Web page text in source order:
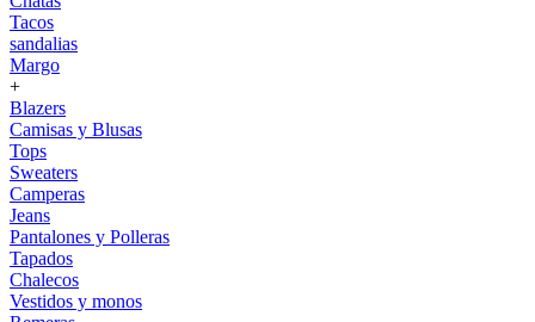
Tacos
sandalias
Margo
+
Blazers
Camisas y Blusas
Tops
Sweaters
Camperas
Jeans
Pantalones y Polleras
Tapados
Chalecos
Vestidos y monos